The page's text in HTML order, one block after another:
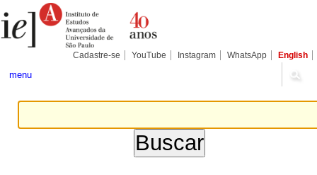
para
conteúdo.
Pessoais
Cadastre-se YouTube Instagram WhatsApp English
menu